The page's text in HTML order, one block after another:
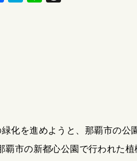
化を進めようと、那覇市の公
覇市の新都心公園で行われた